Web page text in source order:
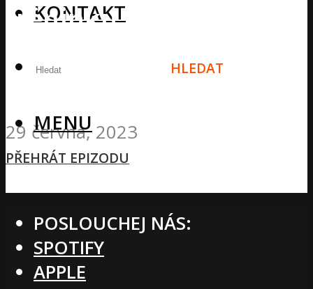
KONTAKT
HLEDAT
MENU
tréninku během půstu
29 června, 2023
PŘEHRÁT EPIZODU
POSLOUCHEJ NÁS:
SPOTIFY
APPLE